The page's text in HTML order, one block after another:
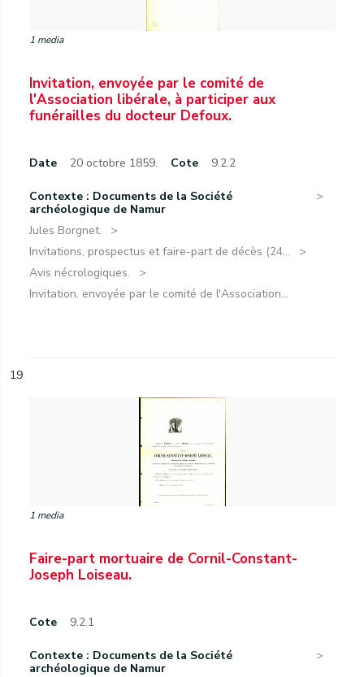
1 media
Invitation, envoyée par le comité de
l'Association libérale, à participer aux
funérailles du docteur Defoux.
Date 20 octobre 1859. Cote 9.2.2
Contexte : Documents de la Société
archéologique de Namur
Jules Borgnet.
Invitations, prospectus et faire-part de décès (24...
Avis nécrologiques.
Invitation, envoyée par le comité de l'Association...
19
1 media
Faire-part mortuaire de Cornil-Constant-
Joseph Loiseau.
Cote 9.2.1
Contexte : Documents de la Société
archéologique de Namur